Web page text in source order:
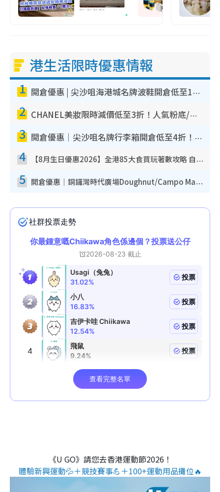
港生活限時優惠情報
1 開倉優惠 | 尖沙咀海港城名牌波鞋開倉低至1折！On鞋$899起／Joy&Peace鞋履$98起
2 CHANEL美妝限時減價低至3折！人氣粉底/唇膏/精華液低至$275！COCO香水都有平
3 開倉優惠｜尖沙咀名牌行李箱開倉低至4折！一連5日 American Tourister/ace./Hallmark $200起！
4 【8月生日優惠2026】全港85大食買玩著數攻略 自助餐/火鍋放題同行免費＋誠品/DONKI送現金券
5 開倉優惠｜銅鑼灣時代廣場Doughnut/Campo Marzio開倉低至1折！背囊、書包、手袋劈價$200起
《U GO》請您去香港運動節2026！
體驗新興運動💦＋競技賽事💪＋100+運動用品攤位🔥